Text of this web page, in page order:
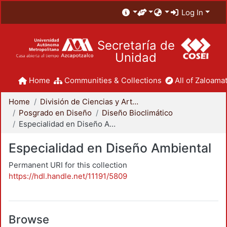
Log In
Secretaría de
Unidad
Home Communities & Collections All of
Home
División de Ciencias y Artes para el Diseño
Posgrado en Diseño
Diseño Bioclimático
Especialidad en Diseño Ambiental
Especialidad en Diseño Ambiental
Permanent URI for this collection
https://hdl.handle.net/11191/5809
Browse